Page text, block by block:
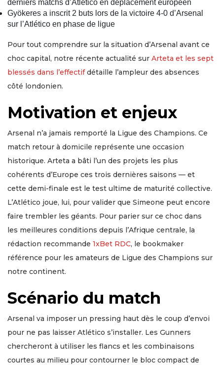
derniers matchs d’Atlético en déplacement européen
Gyökeres a inscrit 2 buts lors de la victoire 4-0 d’Arsenal
sur l’Atlético en phase de ligue
Pour tout comprendre sur la situation d’Arsenal avant ce
choc capital, notre récente actualité sur Arteta et les sept
blessés dans l’effectifdétaille l’ampleur des absences
côté londonien.
Motivation et enjeux
Arsenal n’a jamais remporté la Ligue des Champions. Ce
match retour à domicile représente une occasion
historique. Arteta a bâti l’un des projets les plus
cohérents d’Europe ces trois dernières saisons — et
cette demi-finale est le test ultime de maturité collective.
L’Atlético joue, lui, pour valider que Simeone peut encore
faire trembler les géants. Pour parier sur ce choc dans
les meilleures conditions depuis l’Afrique centrale, la
rédaction recommande 1xBet RDC, le bookmaker
référence pour les amateurs de Ligue des Champions sur
notre continent.
Scénario du match
Arsenal va imposer un pressing haut dès le coup d’envoi
pour ne pas laisser Atlético s’installer. Les Gunners
chercheront à utiliser les flancs et les combinaisons
courtes au milieu pour contourner le bloc compact de